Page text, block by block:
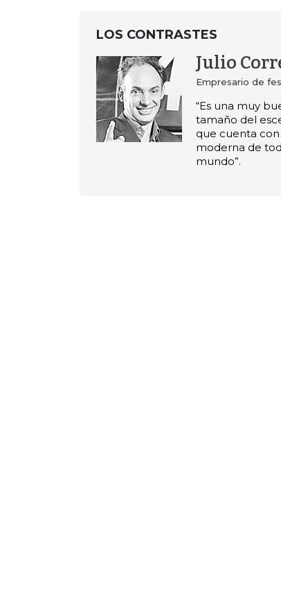
LOS CONTRASTES
Julio
Empresario de
“Es una muy
tamaño del
que cuenta
moderna de
mundo”.